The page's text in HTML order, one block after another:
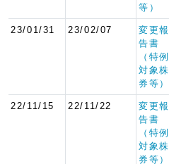
等）
23/01/31 23/02/07
変更報
告書
（特例
対象株
券等）
22/11/15 22/11/22
変更報
告書
（特例
対象株
券等）